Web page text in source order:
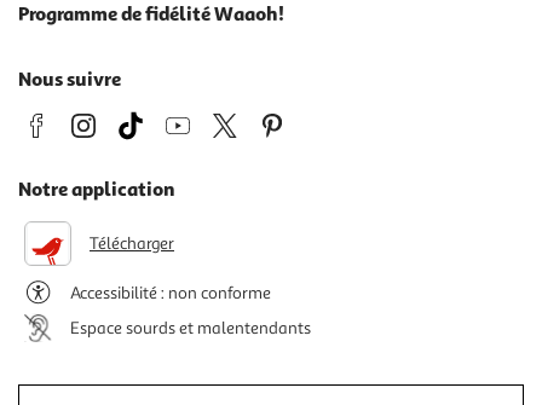
Programme de fidélité Waaoh!
Nous suivre
Notre application
Télécharger
Accessibilité : non conforme
Espace sourds et malentendants